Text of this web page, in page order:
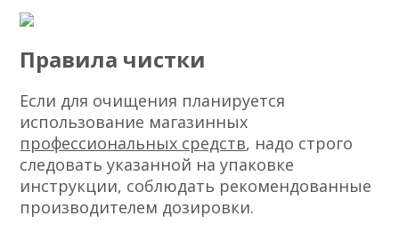
Правила чистки
Если для очищения планируется
использование магазинных
профессиональных средств, надо строго
следовать указанной на упаковке
инструкции, соблюдать рекомендованные
производителем дозировки.